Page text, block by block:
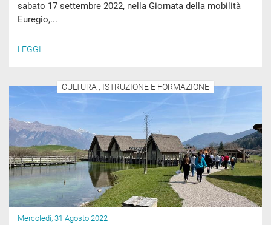
sabato 17 settembre 2022, nella Giornata della mobilità
Euregio,...
LEGGI
CULTURA , ISTRUZIONE E FORMAZIONE
Mercoledì, 31 Agosto 2022